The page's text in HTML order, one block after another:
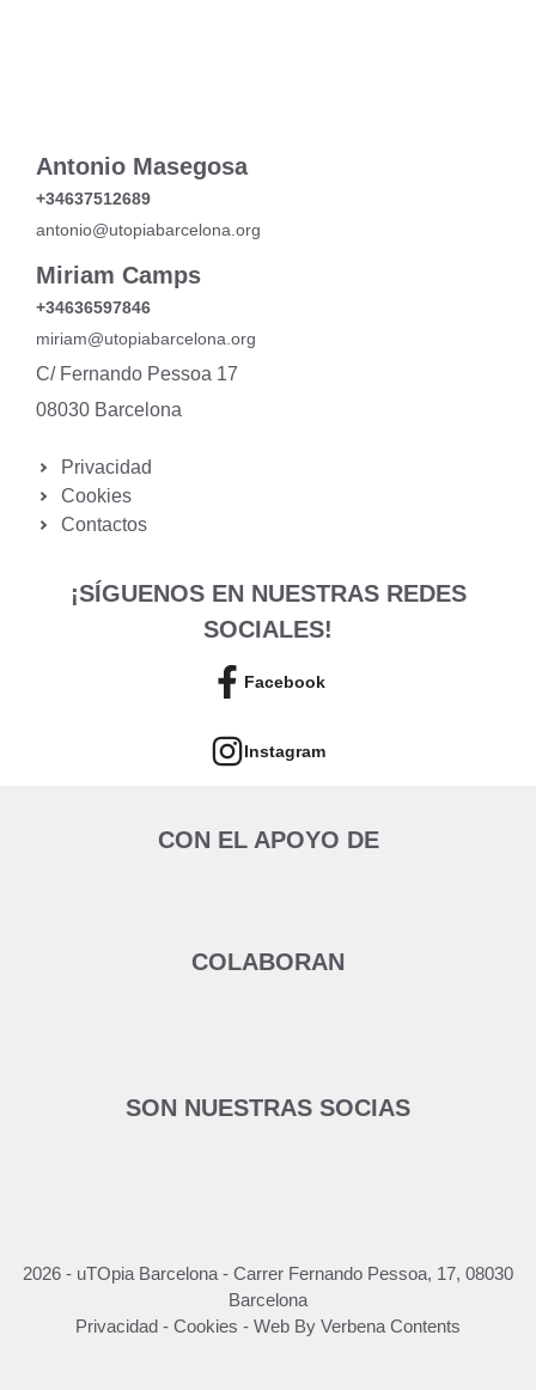
Antonio Masegosa
+34637512689
antonio@utopiabarcelona.org
Miriam Camps
+34636597846
miriam@utopiabarcelona.org
C/ Fernando Pessoa 17
08030 Barcelona
Privacidad
Cookies
Contactos
¡SÍGUENOS EN NUESTRAS REDES
SOCIALES!
Facebook
Instagram
CON EL APOYO DE
COLABORAN
SON NUESTRAS SOCIAS
2026 - uTOpia Barcelona - Carrer Fernando Pessoa, 17, 08030
Barcelona
Privacidad - Cookies - Web By Verbena Contents